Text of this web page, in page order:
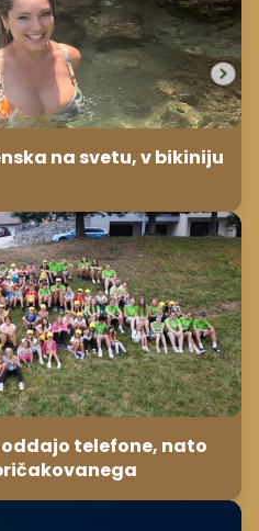
na svetu, v bikiniju
telefone, nato